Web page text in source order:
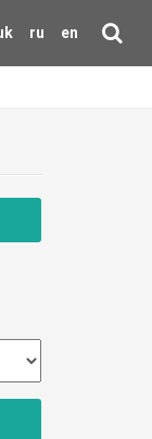
ru en